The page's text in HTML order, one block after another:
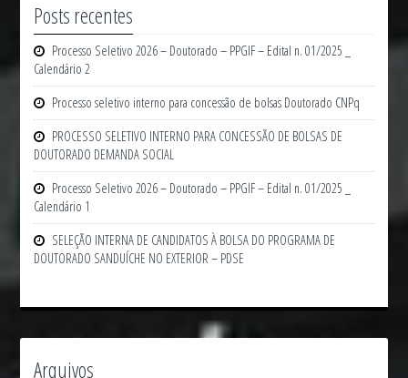
Posts recentes
Processo Seletivo 2026 – Doutorado – PPGIF – Edital n. 01/2025 _
Calendário 2
Processo seletivo interno para concessão de bolsas Doutorado CNPq
PROCESSO SELETIVO INTERNO PARA CONCESSÃO DE BOLSAS DE
DOUTORADO DEMANDA SOCIAL
Processo Seletivo 2026 – Doutorado – PPGIF – Edital n. 01/2025 _
Calendário 1
SELEÇÃO INTERNA DE CANDIDATOS À BOLSA DO PROGRAMA DE
DOUTORADO SANDUÍCHE NO EXTERIOR – PDSE
Arquivos